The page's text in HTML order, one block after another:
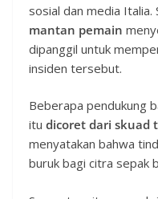
sosial dan media Italia.
mantan pemain
dipanggil untuk
insiden tersebut.
Beberapa pendukung
itu dicoret dari skuad
menyatakan bahwa
buruk bagi citra sepak